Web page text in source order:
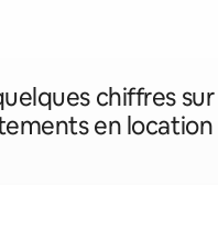
chiffres sur
en location